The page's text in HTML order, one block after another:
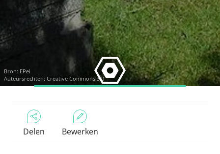
Bron: EPei
Auteursrechten: Creative Commons 3.0
Delen Bewerken